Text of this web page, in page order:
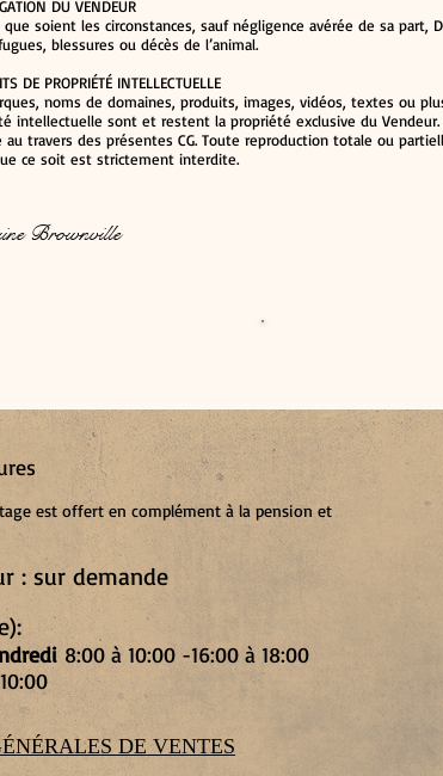
DU VENDEUR
que soient les circonstances, sauf négligence avérée de sa
blessures ou décès de l’animal.
DE PROPRIÉTÉ INTELLECTUELLE
noms de domaines, produits, images, vidéos, textes ou
intellectuelle sont et restent la propriété exclusive du
au travers des présentes CG. Toute reproduction totale ou
ce soit est strictement interdite.
Brownville
est offert en complément à la pension et
: sur demande
8:00 à 10:00 -16:00 à 18:00
DE VENTES